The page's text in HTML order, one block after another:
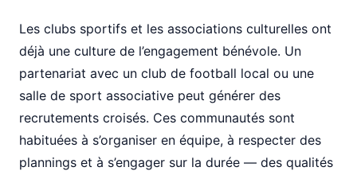
Les clubs sportifs et les associations culturelles ont
déjà une culture de l’engagement bénévole. Un
partenariat avec un club de football local ou une
salle de sport associative peut générer des
recrutements croisés. Ces communautés sont
habituées à s’organiser en équipe, à respecter des
plannings et à s’engager sur la durée — des qualités